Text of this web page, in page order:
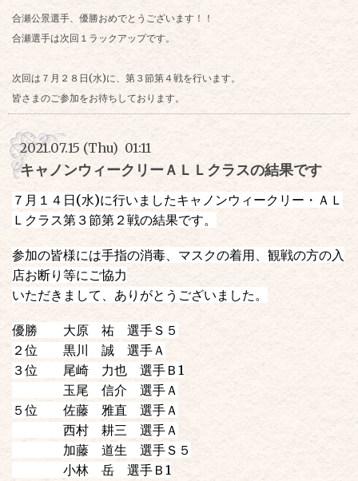
合瀬公景選手、優勝おめでとうございます！！
合瀬選手は次回１ラックアップです。
次回は７月２８日(水)に、第３節第４戦を行います。
皆さまのご参加をお待ちしております。
2021.07.15 (Thu) 01:11
キャノンウィークリーＡＬＬクラスの結果です
７月１４日(水)に行いましたキャノンウィークリー・ＡＬ
Ｌクラス第３節第２戦の結果です。
参加の皆様には手指の消毒、マスクの着用、観戦の方の入
店お断り等にご協力
いただきまして、ありがとうございました。
優勝 大原 祐 選手Ｓ５
２位 黒川 誠 選手Ａ
３位 尾崎 力也 選手Ｂ1
玉尾 信介 選手Ａ
５位 佐藤 雅直 選手Ａ
西村 耕三 選手Ａ
加藤 道生 選手Ｓ５
小林 岳 選手Ｂ1